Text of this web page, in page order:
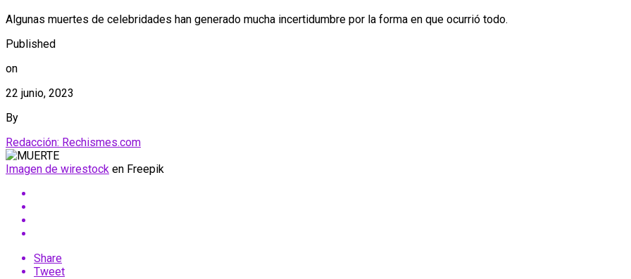
Algunas muertes de celebridades han generado mucha incertidumbre por la forma en que ocurrió todo.
Published
on
22 junio, 2023
By
Redacción: Rechismes.com
Imagen de wirestock en Freepik
Share
Tweet